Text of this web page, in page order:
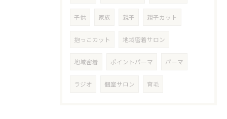
子供 家族 親子 親子カット
抱っこカット 地域密着サロン
地域密着 ポイントパーマ パーマ
ラジオ 個室サロン 育毛